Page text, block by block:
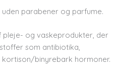
parabener og parfume.
pleje- og vaskeprodukter, der
som antibiotika,
binyrebark hormoner.